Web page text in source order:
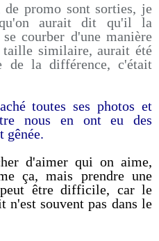
de promo sont sorties, je
aurait dit qu'il la
courber d'une manière
taille similaire, aurait été
de la différence, c'était
toutes ses photos et
nous en ont eu des
gênée.
d'aimer qui on aime,
ça, mais prendre une
être difficile, car le
n'est souvent pas dans le